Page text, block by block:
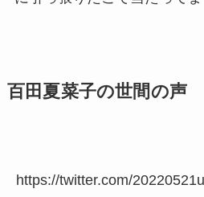
百田夏菜子の世間の声
https://twitter.com/